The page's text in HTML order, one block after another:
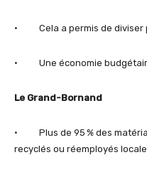
• Cela a permis de diviser
• Une économie
Le Grand-Bornand
• Plus de 95 % des
recyclés ou réemployés